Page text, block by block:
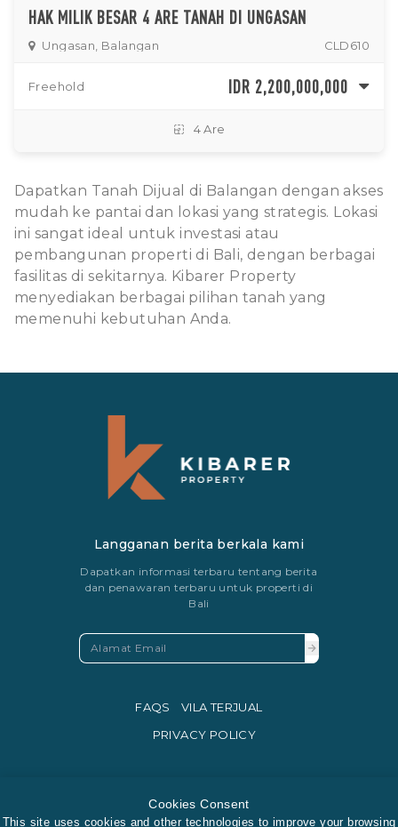
HAK MILIK BESAR 4 ARE TANAH DI UNGASAN
Ungasan, Balangan CLD610
Freehold IDR 2,200,000,000
4 Are
Dapatkan Tanah Dijual di Balangan dengan akses
mudah ke pantai dan lokasi yang strategis. Lokasi
ini sangat ideal untuk investasi atau
pembangunan properti di Bali, dengan berbagai
fasilitas di sekitarnya. Kibarer Property
menyediakan berbagai pilihan tanah yang
memenuhi kebutuhan Anda.
Langganan berita berkala kami
Dapatkan informasi terbaru tentang berita
dan penawaran terbaru untuk properti di
Bali
FAQS
VILA TERJUAL
PRIVACY POLICY
Cookies Consent
This site uses cookies and other technologies to improve your browsing